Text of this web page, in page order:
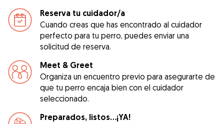
Reserva tu cuidador/a
Cuando creas que has encontrado al cuidador
perfecto para tu perro, puedes enviar una
solicitud de reserva.
Meet & Greet
Organiza un encuentro previo para asegurarte de
que tu perro encaja bien con el cuidador
seleccionado.
Preparados, listos...¡YA!